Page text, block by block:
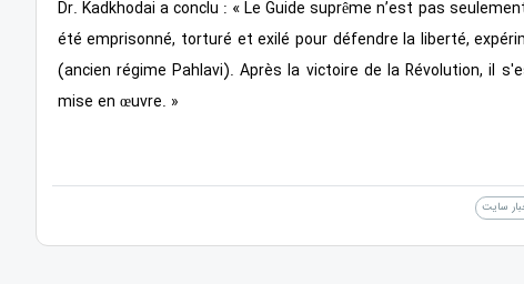
Dr. Kadkhodai a conclu : « Le Guide suprême n’est pas
été emprisonné, torturé et exilé pour défendre la liberté,
(ancien régime Pahlavi). Après la victoire de la Révolution, il
mise en œuvre. »
سایت